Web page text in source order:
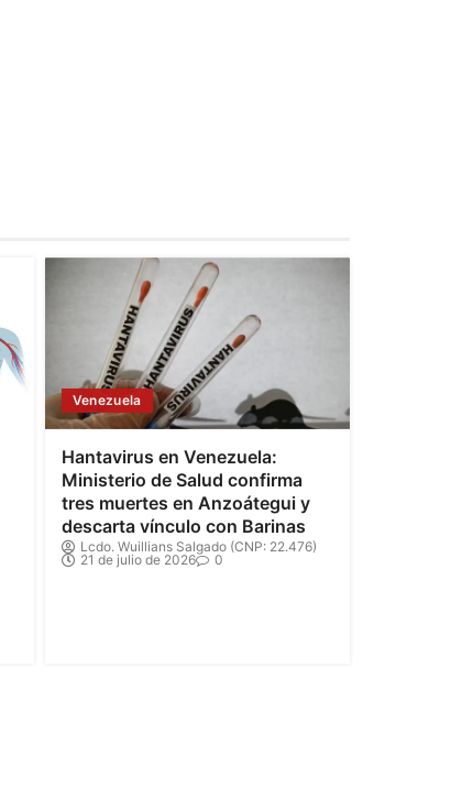
Venezuela
Hantavirus en Venezuela:
Ministerio de Salud confirma
tres muertes en Anzoátegui y
descarta vínculo con Barinas
Lcdo. Wuillians Salgado (CNP: 22.476)
21 de julio de 2026
0